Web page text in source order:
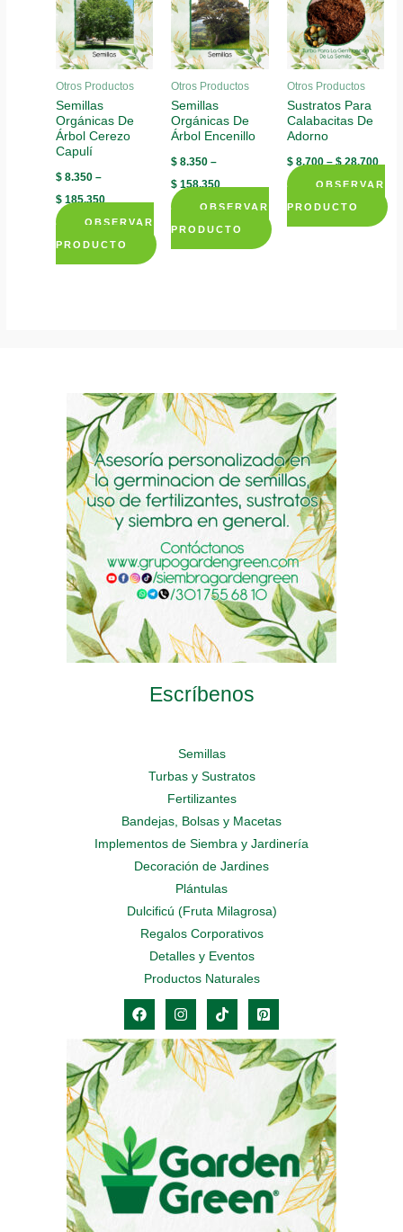
Otros Productos
Semillas
Orgánicas De
Árbol Cerezo
Capulí
$ 8.350 –
$ 185.350
OBSERVAR
PRODUCTO
This
options
may
be
chosen
on
the
product
page
Otros Productos
Semillas
Orgánicas De
Árbol Encenillo
$ 8.350 –
$ 158.350
OBSERVAR
PRODUCTO
This
may
be
chosen
on
the
product
page
Otros Productos
Sustratos Para
Calabacitas De
Adorno
$8.700–$28.700
OBSERVAR
PRODUCTO
This
be
chosen
on
the
product
page
Escríbenos
Semillas
Turbas y Sustratos
Fertilizantes
Bandejas, Bolsas y Macetas
Implementos de Siembra y Jardinería
Decoración de Jardines
Plántulas
Dulcificú (Fruta Milagrosa)
Regalos Corporativos
Detalles y Eventos
Productos Naturales